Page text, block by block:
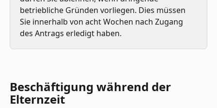
betriebliche Gründen vorliegen. Dies müssen
Sie innerhalb von acht Wochen nach Zugang
des Antrags erledigt haben.
Beschäftigung während der
Elternzeit